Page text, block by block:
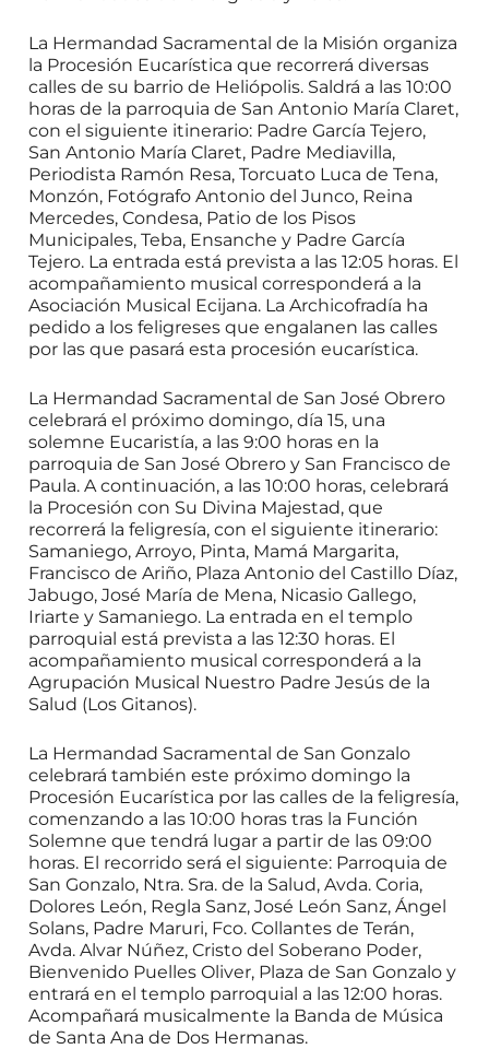
La Hermandad Sacramental de la Misión organiza
la Procesión Eucarística que recorrerá diversas
calles de su barrio de Heliópolis. Saldrá a las 10:00
horas de la parroquia de San Antonio María Claret,
con el siguiente itinerario: Padre García Tejero,
San Antonio María Claret, Padre Mediavilla,
Periodista Ramón Resa, Torcuato Luca de Tena,
Monzón, Fotógrafo Antonio del Junco, Reina
Mercedes, Condesa, Patio de los Pisos
Municipales, Teba, Ensanche y Padre García
Tejero. La entrada está prevista a las 12:05 horas. El
acompañamiento musical corresponderá a la
Asociación Musical Ecijana. La Archicofradía ha
pedido a los feligreses que engalanen las calles
por las que pasará esta procesión eucarística.
La Hermandad Sacramental de San José Obrero
celebrará el próximo domingo, día 15, una
solemne Eucaristía, a las 9:00 horas en la
parroquia de San José Obrero y San Francisco de
Paula. A continuación, a las 10:00 horas, celebrará
la Procesión con Su Divina Majestad, que
recorrerá la feligresía, con el siguiente itinerario:
Samaniego, Arroyo, Pinta, Mamá Margarita,
Francisco de Ariño, Plaza Antonio del Castillo Díaz,
Jabugo, José María de Mena, Nicasio Gallego,
Iriarte y Samaniego. La entrada en el templo
parroquial está prevista a las 12:30 horas. El
acompañamiento musical corresponderá a la
Agrupación Musical Nuestro Padre Jesús de la
Salud (Los Gitanos).
La Hermandad Sacramental de San Gonzalo
celebrará también este próximo domingo la
Procesión Eucarística por las calles de la feligresía,
comenzando a las 10:00 horas tras la Función
Solemne que tendrá lugar a partir de las 09:00
horas. El recorrido será el siguiente: Parroquia de
San Gonzalo, Ntra. Sra. de la Salud, Avda. Coria,
Dolores León, Regla Sanz, José León Sanz, Ángel
Solans, Padre Maruri, Fco. Collantes de Terán,
Avda. Alvar Núñez, Cristo del Soberano Poder,
Bienvenido Puelles Oliver, Plaza de San Gonzalo y
entrará en el templo parroquial a las 12:00 horas.
Acompañará musicalmente la Banda de Música
de Santa Ana de Dos Hermanas.